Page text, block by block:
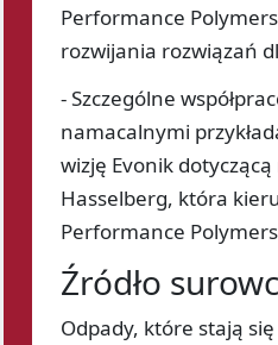
Performance
rozwijania rozwiązań
- Szczególne
namacalnymi
wizję Evonik
Hasselberg, która
Performance
Źródło
Odpady, które stają